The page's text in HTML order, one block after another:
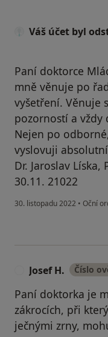
Váš účet byl
Paní doktorce
mně věnuje po
vyšetření. Věnuje
pozorností a vždy
Nejen po
vyslovuji
Dr. Jaroslav Líska,
30.11. 21022
30. listopadu 2022 • Oční
Josef H. Číslo
Paní doktorka je
zákrocích, při
ječnými zrny,